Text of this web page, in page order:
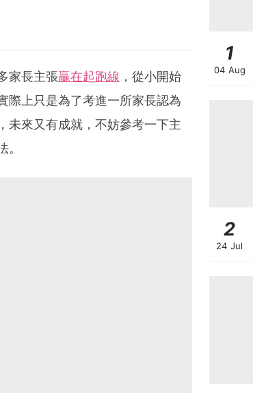
家長主張贏在起跑線 ，從小開始
際上只是為了考進一所家長認為
未來又有成就，不妨參考一下主
1
04 Aug
2
24 Jul